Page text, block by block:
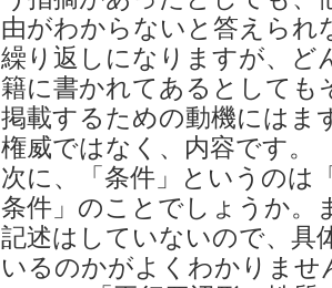
由がわからないと答えられ
繰り返しになりますが、ど
籍に書かれてあるとしても
掲載するための動機にはま
権威ではなく、内容です。
次に、「条件」というのは
条件」のことでしょうか。
記述はしていないので、具
いるのかがよくわかりま